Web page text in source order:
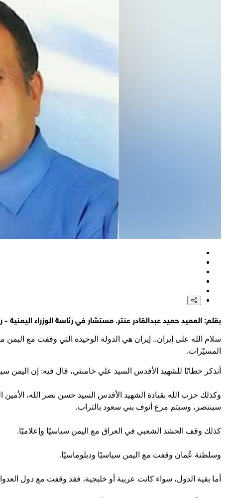
طيران الاحتلال المسيّر شنّ ثلاث غارات على حي الملعب في البرج
وزارة الدفاع الروسية: استهداف سفينتين تحملان شحنات عسكرية
جيش الاحتلال سمح بالإعلان عن مقتل الرائد احتياط هارئيل بيرنستوك، قائد سرية في الكتيبة 2855،
منظمة الصحة العالمية: أسرع تفشٍّ لوباء الإيبولا في العالم يودي بحياة 1700
الهلال الأحمر الفلسطيني: قوات الاحتلال منعت طواقمنا من الدخول
بقلم: العميد حميد عبدالقادر عنتر. مستشار في رئاسة الوزراء
سلام الله على إيران.. إيران هي الدولة الوحيدة التي وقفت مع اليمن
المسيّرات.
أتذكر خطابًا للشهيد الأقدس السيد علي خامنئي، قال فيه: إن اليمن
وكذلك حزب الله بقيادة الشهيد الأقدس السيد حسن نصر الله،
سينتصر، وسيتم مرغ أنوف بني سعود بالتراب.
كذلك وقف الحشد الشعبي في العراق مع اليمن سياسيًا وإعلاميًا.
وسلطنة عُمان وقفت مع اليمن سياسيًا ودبلوماسيًا.
أما بقية الدول، سواء كانت عربية أو خليجية، فقد وقفت مع دول